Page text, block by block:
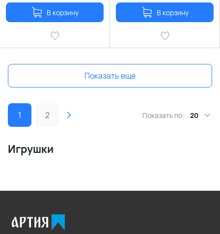
В корзину В корзину
Показать еще
1 2 Показать по: 20
Игрушки